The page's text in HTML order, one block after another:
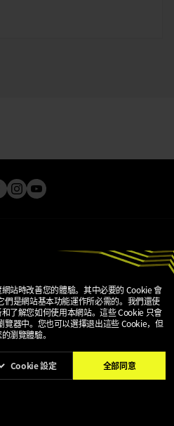
私權政策
服務條款
設定
站時改善您的體驗。其中必要的 Cookie 會
們是網站基本功能運作所必需的。我們還使
了解您如何使用本網站。這些 Cookie 只會
覽器中。您也可以選擇退出這些 Cookie，但
瀏覽體驗。
Cookie 設定 全部同意